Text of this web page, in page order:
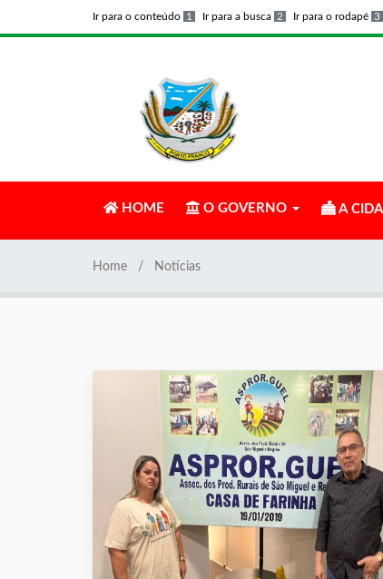
Ir para o conteúdo 1 Ir para a busca 2 Ir para o rodapé 3
HOME O GOVERNO A
Home Notícias